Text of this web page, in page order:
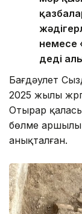
немесе
деді
Бағдәулет
2025 жылы
Отырар
бөлме
анықталған.